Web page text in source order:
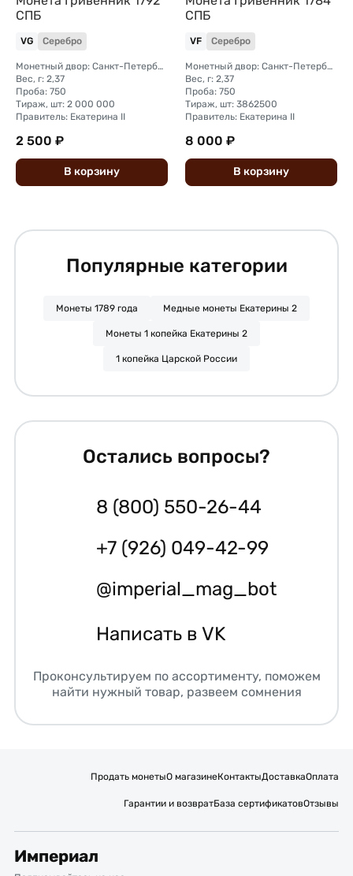
СПБ
VG Серебро
Монетный двор: Санкт-Петербургский монетный двор
Вес, г: 2,37
Проба: 750
Тираж, шт: 2 000 000
Правитель: Екатерина II
2 500 ₽
В корзину
СПБ
VF Серебро
Монетный двор: Санкт-Петербургский монетный двор
Вес, г: 2,37
Проба: 750
Тираж, шт: 3862500
Правитель: Екатерина II
8 000 ₽
В корзину
Популярные категории
Монеты 1789 года Медные монеты Екатерины 2
Монеты 1 копейка Екатерины 2
1 копейка Царской России
Остались вопросы?
8 (800) 550-26-44
+7 (926) 049-42-99
@imperial_mag_bot
Написать в VK
Проконсультируем по ассортименту, поможем
найти нужный товар, развеем сомнения
Продать монетыО магазинеКонтактыДоставкаОплата
Гарантии и возвратБаза сертификатовОтзывы
Империал